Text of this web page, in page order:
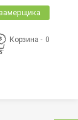
Корзина 0